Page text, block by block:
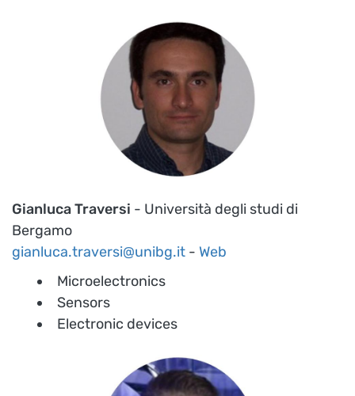
Gianluca Traversi - Università degli studi di
Bergamo
gianluca.traversi@unibg.it - Web
Microelectronics
Sensors
Electronic devices